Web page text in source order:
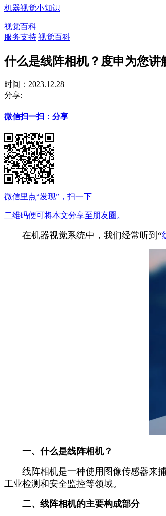
机器视觉小知识
视觉百科
服务支持 视觉百科
什么是线阵相机？度申为您讲
时间：2023.12.28
分享:
微信扫一扫：分享
微信里点“发现”，扫一下
二维码便可将本文分享至朋友圈。
在机器视觉系统中，我们经常听到“
一、什么是线阵相机？
线阵相机是一种使用图像传感器来捕
工业检测和安全监控等领域。
二、线阵相机的主要构成部分